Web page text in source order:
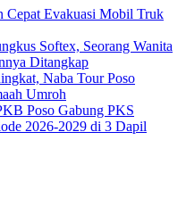
Cepat Evakuasi Mobil Truk
Softex, Seorang Wanita
Ditangkap
Naba Tour Poso
Umroh
Poso Gabung PKS
2026-2029 di 3 Dapil